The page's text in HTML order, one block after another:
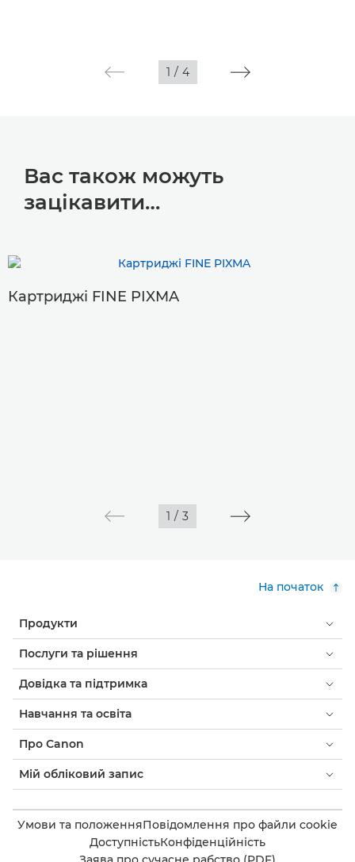
1 / 4
Вас також можуть
зацікавити…
Картриджі FINE PIXMA
1 / 3
На початок
Продукти
Послуги та рішення
Довідка та підтримка
Навчання та освіта
Про Canon
Мій обліковий запис
Умови та положенняПовідомлення про файли cookie
ДоступністьКонфіденційність